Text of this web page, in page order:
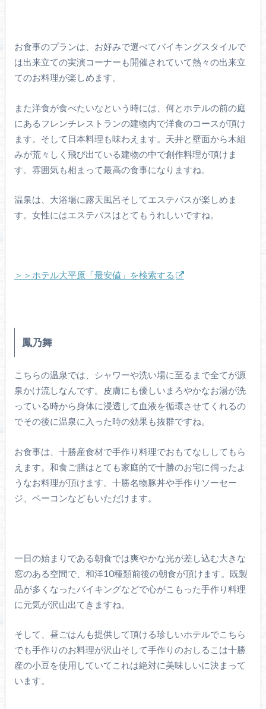
お食事のプランは、お好みで選べてバイキングスタイルで
は出来立ての実演コーナーも開催されていて熱々の出来立
てのお料理が楽しめます。
また洋食が食べたいなという時には、何とホテルの前の庭
にあるフレンチレストランの建物内で洋食のコースが頂け
ます。そして日本料理も味わえます。天井と壁面から木組
みが荒々しく飛び出ている建物の中で創作料理が頂けま
す。雰囲気も相まって最高の食事になりますね。
温泉は、大浴場に露天風呂そしてエステバスが楽しめま
す。女性にはエステバスはとてもうれしいですね。
＞＞ホテル大平原「最安値」を検索する
鳳乃舞
こちらの温泉では、シャワーや洗い場に至るまで全てが源
泉かけ流しなんです。皮膚にも優しいまろやかなお湯が洗
っている時から身体に浸透して血液を循環させてくれるの
でその後に温泉に入った時の効果も抜群ですね。
お食事は、十勝産食材で手作り料理でおもてなししてもら
えます。和食ご膳はとても家庭的で十勝のお宅に伺ったよ
うなお料理が頂けます。十勝名物豚丼や手作りソーセー
ジ、ベーコンなどもいただけます。
一日の始まりである朝食では爽やかな光が差し込む大きな
窓のある空間で、和洋10種類前後の朝食が頂けます。既製
品が多くなったバイキングなどで心がこもった手作り料理
に元気が沢山出てきますね。
そして、昼ごはんも提供して頂ける珍しいホテルでこちら
でも手作りのお料理が沢山そして手作りのおしるこは十勝
産の小豆を使用していてこれは絶対に美味しいに決まって
います。